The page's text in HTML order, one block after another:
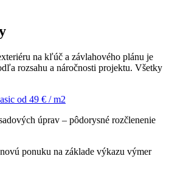
na kľúč a závlahového plánu je
rozsahu a náročnosti projektu. Všetky
od 49 € / m2
úprav – pôdorysné rozčlenenie
ponuku na základe výkazu výmer